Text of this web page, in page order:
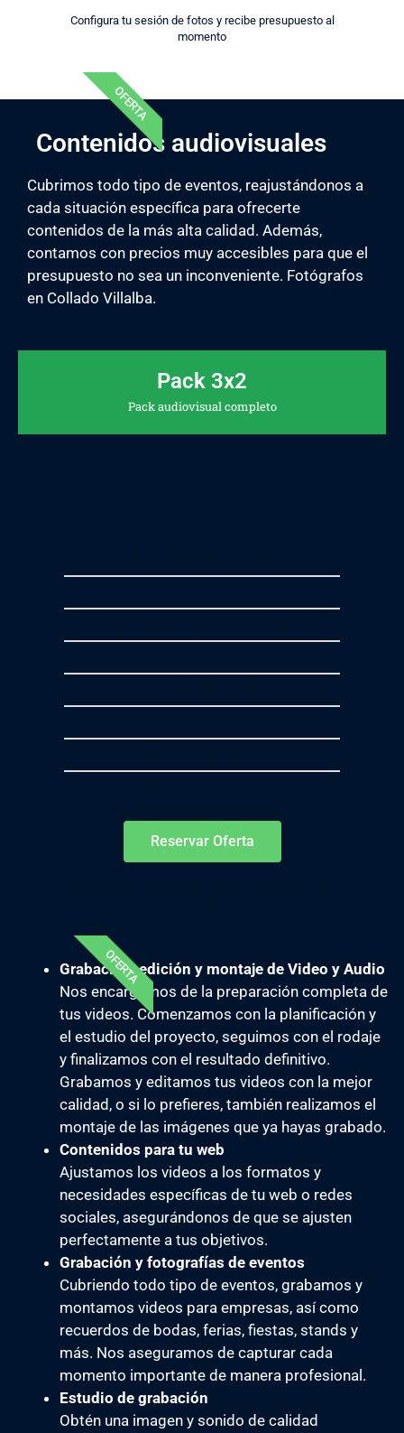
Configura tu sesión de fotos y recibe presupuesto al
momento
OFERTA
Contenidos audiovisuales
Cubrimos todo tipo de eventos, reajustándonos a
cada situación específica para ofrecerte
contenidos de la más alta calidad. Además,
contamos con precios muy accesibles para que el
presupuesto no sea un inconveniente. Fotógrafos
en Collado Villalba.
Pack 3x2
Pack audiovisual completo
Reservar Oferta
OFERTA
Grabación, edición y montaje de Video y Audio
Nos encargamos de la preparación completa de
tus videos. Comenzamos con la planificación y
el estudio del proyecto, seguimos con el rodaje
y finalizamos con el resultado definitivo.
Grabamos y editamos tus videos con la mejor
calidad, o si lo prefieres, también realizamos el
montaje de las imágenes que ya hayas grabado.
Contenidos para tu web
Ajustamos los videos a los formatos y
necesidades específicas de tu web o redes
sociales, asegurándonos de que se ajusten
perfectamente a tus objetivos.
Grabación y fotografías de eventos
Cubriendo todo tipo de eventos, grabamos y
montamos videos para empresas, así como
recuerdos de bodas, ferias, fiestas, stands y
más. Nos aseguramos de capturar cada
momento importante de manera profesional.
Estudio de grabación
Obtén una imagen y sonido de calidad